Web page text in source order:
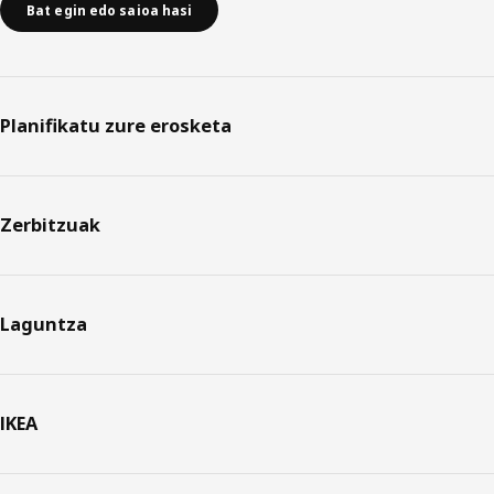
Bat egin edo saioa hasi
Planifikatu zure erosketa
Zerbitzuak
Laguntza
IKEA